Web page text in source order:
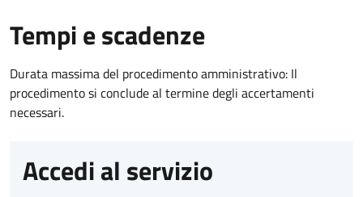
Tempi e scadenze
Durata massima del procedimento amministrativo: Il
procedimento si conclude al termine degli accertamenti
necessari.
Accedi al servizio